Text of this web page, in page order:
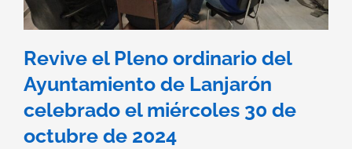
Revive el Pleno ordinario del
Ayuntamiento de Lanjarón
celebrado el miércoles 30 de
octubre de 2024